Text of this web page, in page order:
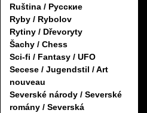
Ruština / Русские
Ryby / Rybolov
Rytiny / Dřevoryty
Šachy / Chess
Sci-fi / Fantasy / UFO
Secese / Jugendstil / Art
nouveau
Severské národy / Severské
romány / Severská